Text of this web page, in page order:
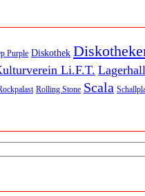
Purple Diskothek
Li.F.T.
Rolling Stone Scala